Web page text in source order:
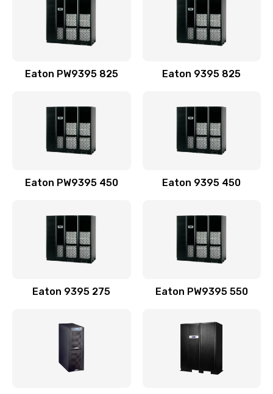
Eaton PW9395 825 Eaton 9395 825
Eaton PW9395 450 Eaton 9395 450
Eaton 9395 275 Eaton PW9395 550